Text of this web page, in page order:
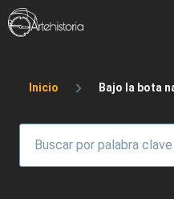
Pasar al contenido principal
Sobrescribir
Inicio Bajo la bota